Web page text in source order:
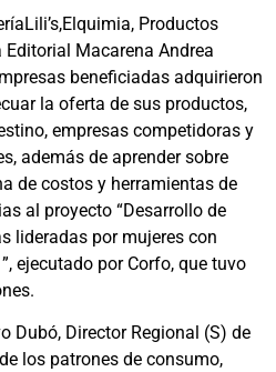
Productos
Macarena Andrea
beneficiadas adquirieron
la oferta de sus productos,
empresas competidoras y
además de aprender sobre
de costos y herramientas de
al proyecto “Desarrollo de
lideradas por mujeres con
ejecutado por Corfo, que tuvo
Dubó, Director Regional (S) de
los patrones de consumo,